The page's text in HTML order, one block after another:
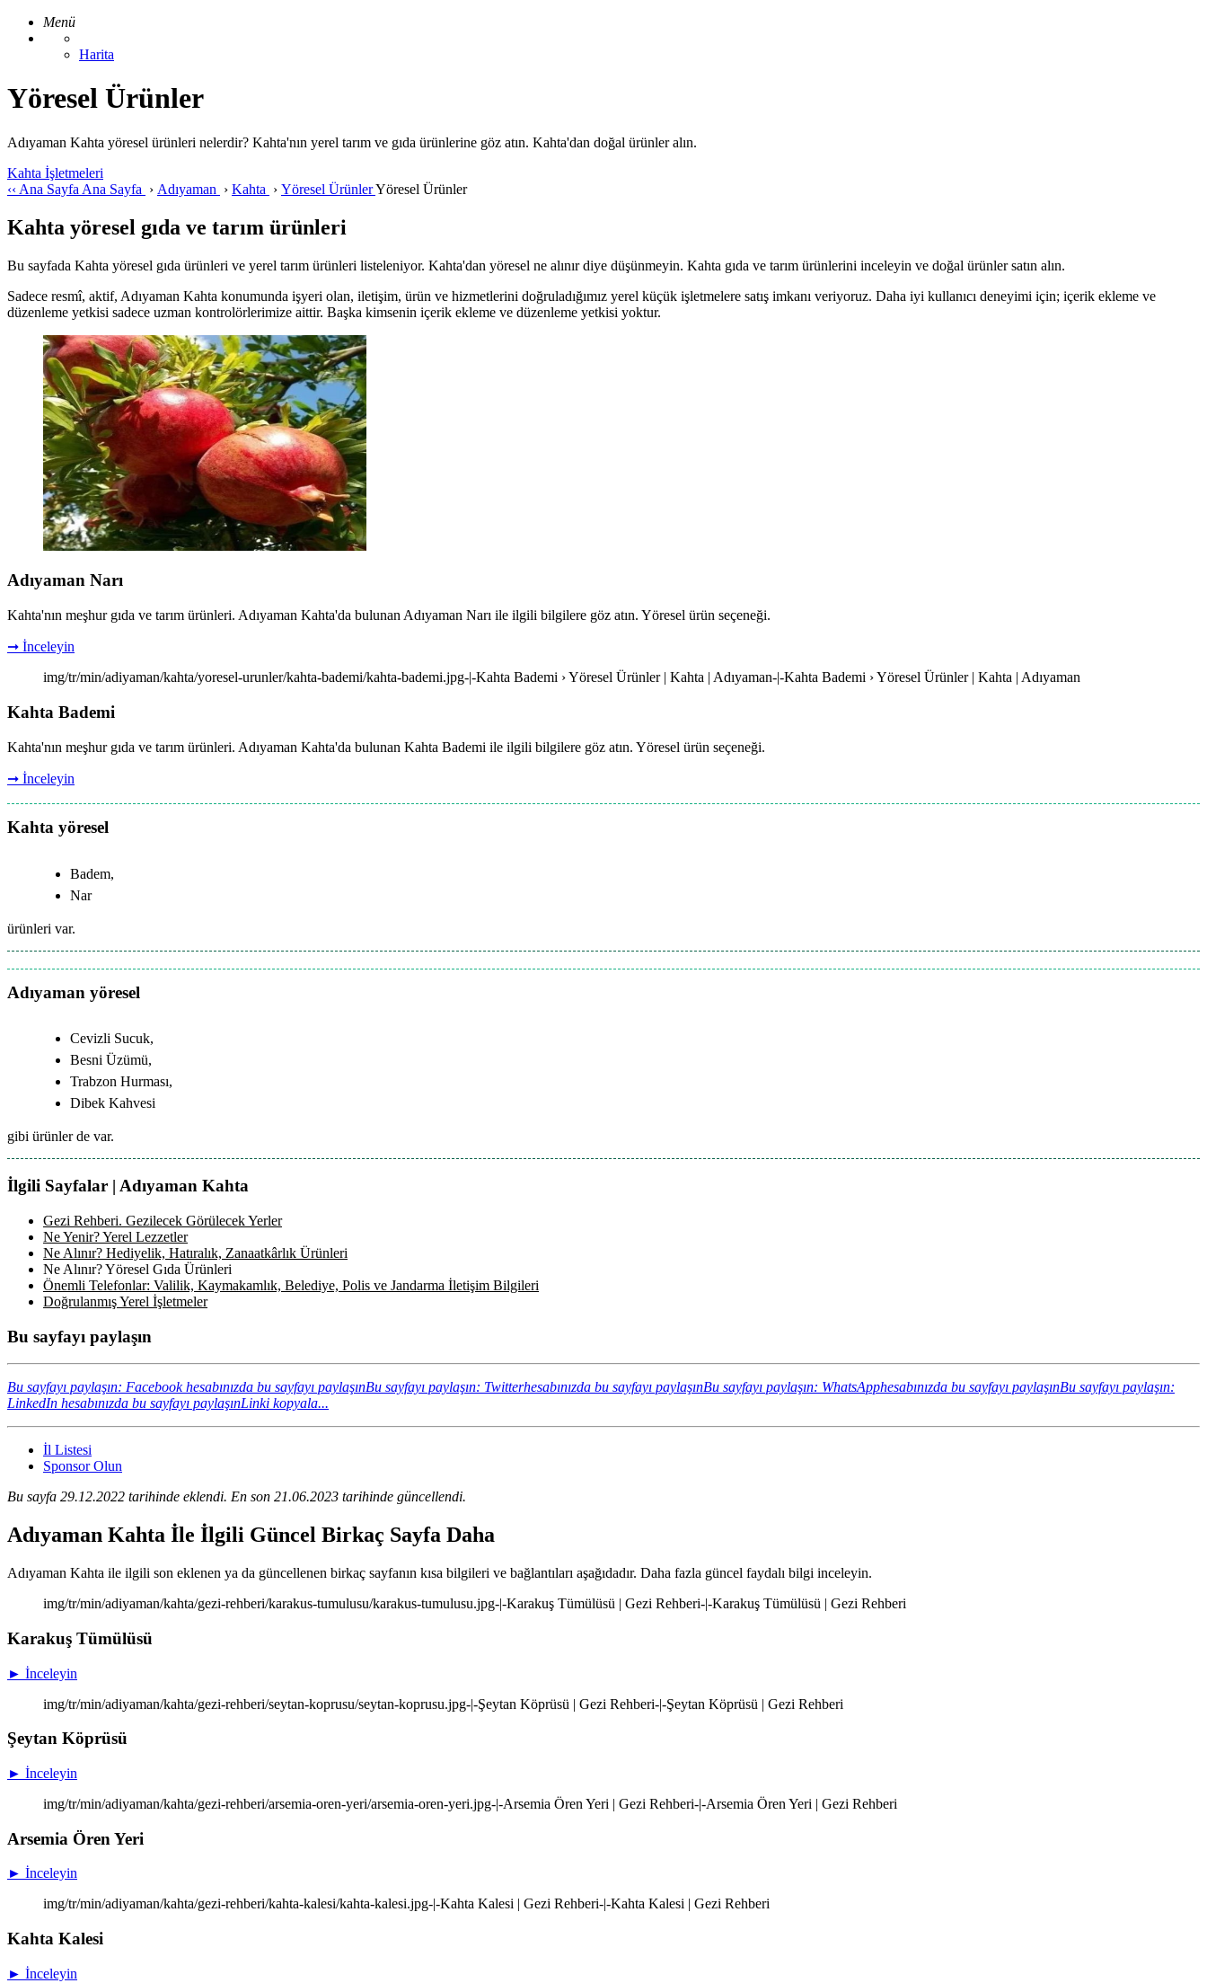
Menü
Harita
Yöresel Ürünler
Adıyaman Kahta yöresel ürünleri nelerdir? Kahta'nın yerel tarım ve gıda ürünlerine göz atın. Kahta'dan doğal ürünler alın.
Kahta İşletmeleri
‹‹ Ana Sayfa Ana Sayfa › Adıyaman › Kahta › Yöresel ÜrünlerYöresel Ürünler
Kahta yöresel gıda ve tarım ürünleri
Bu sayfada Kahta yöresel gıda ürünleri ve yerel tarım ürünleri listeleniyor. Kahta'dan yöresel ne alınır diye düşünmeyin. Kahta gıda ve tarım ürünlerini inceleyin ve doğal ürünler satın alın.
Sadece resmî, aktif, Adıyaman Kahta konumunda işyeri olan, iletişim, ürün ve hizmetlerini doğruladığımız yerel küçük işletmelere satış imkanı veriyoruz. Daha iyi kullanıcı deneyimi için; içerik ekleme ve
düzenleme yetkisi sadece uzman kontrolörlerimize aittir. Başka kimsenin içerik ekleme ve düzenleme yetkisi yoktur.
Adıyaman Narı
Kahta'nın meşhur gıda ve tarım ürünleri. Adıyaman Kahta'da bulunan Adıyaman Narı ile ilgili bilgilere göz atın. Yöresel ürün seçeneği.
➞ İnceleyin
img/tr/min/adiyaman/kahta/yoresel-urunler/kahta-bademi/kahta-bademi.jpg-|-Kahta Bademi › Yöresel Ürünler | Kahta | Adıyaman-|-Kahta Bademi › Yöresel Ürünler | Kahta | Adıyaman
Kahta Bademi
Kahta'nın meşhur gıda ve tarım ürünleri. Adıyaman Kahta'da bulunan Kahta Bademi ile ilgili bilgilere göz atın. Yöresel ürün seçeneği.
➞ İnceleyin
Kahta yöresel
Badem,
Nar
ürünleri var.
Adıyaman yöresel
Cevizli Sucuk,
Besni Üzümü,
Trabzon Hurması,
Dibek Kahvesi
gibi ürünler de var.
İlgili Sayfalar | Adıyaman Kahta
Gezi Rehberi. Gezilecek Görülecek Yerler
Ne Yenir? Yerel Lezzetler
Ne Alınır? Hediyelik, Hatıralık, Zanaatkârlık Ürünleri
Ne Alınır? Yöresel Gıda Ürünleri
Önemli Telefonlar: Valilik, Kaymakamlık, Belediye, Polis ve Jandarma İletişim Bilgileri
Doğrulanmış Yerel İşletmeler
Bu sayfayı paylaşın
Bu sayfayı paylaşın: Facebook hesabınızda bu sayfayı paylaşınBu sayfayı paylaşın: Twitterhesabınızda bu sayfayı paylaşınBu sayfayı paylaşın: WhatsApphesabınızda bu sayfayı paylaşınBu sayfayı paylaşın:
LinkedIn hesabınızda bu sayfayı paylaşınLinki kopyala...
İl Listesi
Sponsor Olun
Bu sayfa 29.12.2022 tarihinde eklendi. En son 21.06.2023 tarihinde güncellendi.
Adıyaman Kahta İle İlgili Güncel Birkaç Sayfa Daha
Adıyaman Kahta ile ilgili son eklenen ya da güncellenen birkaç sayfanın kısa bilgileri ve bağlantıları aşağıdadır. Daha fazla güncel faydalı bilgi inceleyin.
img/tr/min/adiyaman/kahta/gezi-rehberi/karakus-tumulusu/karakus-tumulusu.jpg-|-Karakuş Tümülüsü | Gezi Rehberi-|-Karakuş Tümülüsü | Gezi Rehberi
Karakuş Tümülüsü
► İnceleyin
img/tr/min/adiyaman/kahta/gezi-rehberi/seytan-koprusu/seytan-koprusu.jpg-|-Şeytan Köprüsü | Gezi Rehberi-|-Şeytan Köprüsü | Gezi Rehberi
Şeytan Köprüsü
► İnceleyin
img/tr/min/adiyaman/kahta/gezi-rehberi/arsemia-oren-yeri/arsemia-oren-yeri.jpg-|-Arsemia Ören Yeri | Gezi Rehberi-|-Arsemia Ören Yeri | Gezi Rehberi
Arsemia Ören Yeri
► İnceleyin
img/tr/min/adiyaman/kahta/gezi-rehberi/kahta-kalesi/kahta-kalesi.jpg-|-Kahta Kalesi | Gezi Rehberi-|-Kahta Kalesi | Gezi Rehberi
Kahta Kalesi
► İnceleyin